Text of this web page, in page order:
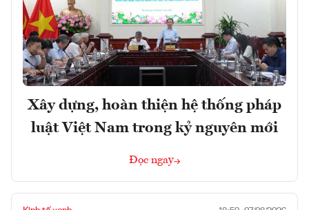
Xây dựng, hoàn thiện hệ thống pháp
luật Việt Nam trong kỷ nguyên mới
Đọc ngay